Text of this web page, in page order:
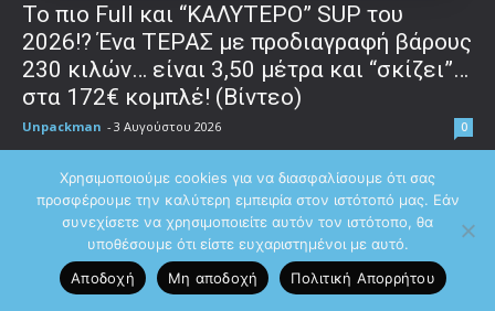
To πιο Full και “ΚΑΛΥΤΕΡΟ” SUP του
2026!? Ένα ΤΕΡΑΣ με προδιαγραφή βάρους
230 κιλών… είναι 3,50 μέτρα και “σκίζει”…
στα 172€ κομπλέ! (Βίντεο)
Unpackman - 3 Αυγούστου 2026 0
απίστευτα ποιοτικό, γρήγορο και σταθερό χάρις στα 3 Fin's και το
"τεράστιο"...
Χρησιμοποιούμε cookies για να διασφαλίσουμε ότι σας
προσφέρουμε την καλύτερη εμπειρία στον ιστότοπό μας. Εάν
συνεχίσετε να χρησιμοποιείτε αυτόν τον ιστότοπο, θα
υποθέσουμε ότι είστε ευχαριστημένοι με αυτό.
Αποδοχή
Μη αποδοχή Πολιτική Aπορρήτου